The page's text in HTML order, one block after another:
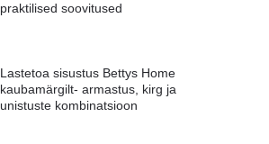
praktilised soovitused
Lastetoa sisustus Bettys Home
kaubamärgilt- armastus, kirg ja
unistuste kombinatsioon